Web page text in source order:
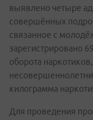
выявлено четыре
совершённых
связанное с
зарегистрировано
оборота
килограмма
Для проведения